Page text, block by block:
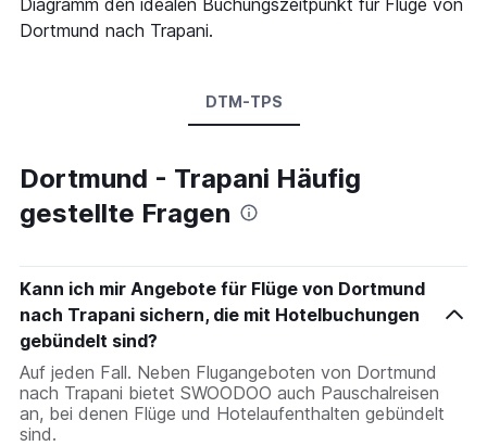
Dortmund nach Trapani.
DTM-TPS
Dortmund - Trapani Häufig
gestellte Fragen
Kann ich mir Angebote für Flüge von Dortmund
nach Trapani sichern, die mit Hotelbuchungen
gebündelt sind?
Auf jeden Fall. Neben Flugangeboten von Dortmund
nach Trapani bietet SWOODOO auch Pauschalreisen
an, bei denen Flüge und Hotelaufenthalten gebündelt
sind.